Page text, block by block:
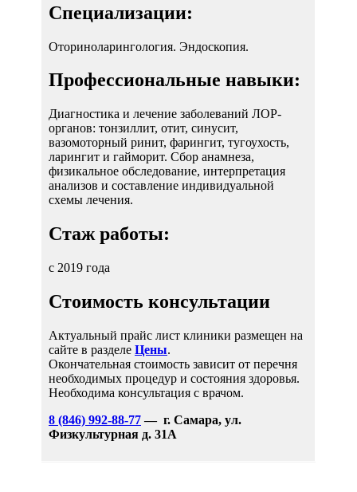
Специализации:
Оториноларингология. Эндоскопия.
Профессиональные навыки:
Диагностика и лечение заболеваний ЛОР-
органов: тонзиллит, отит, синусит,
вазомоторный ринит, фарингит, тугоухость,
ларингит и гайморит. Сбор анамнеза,
физикальное обследование, интерпретация
анализов и составление индивидуальной
схемы лечения.
Стаж работы:
с 2019 года
Стоимость консультации
Актуальный прайс лист клиники размещен на
сайте в разделе Цены.
Окончательная стоимость зависит от перечня
необходимых процедур и состояния здоровья.
Необходима консультация с врачом.
8 (846) 992-88-77— г. Самара, ул.
Физкультурная д. 31А